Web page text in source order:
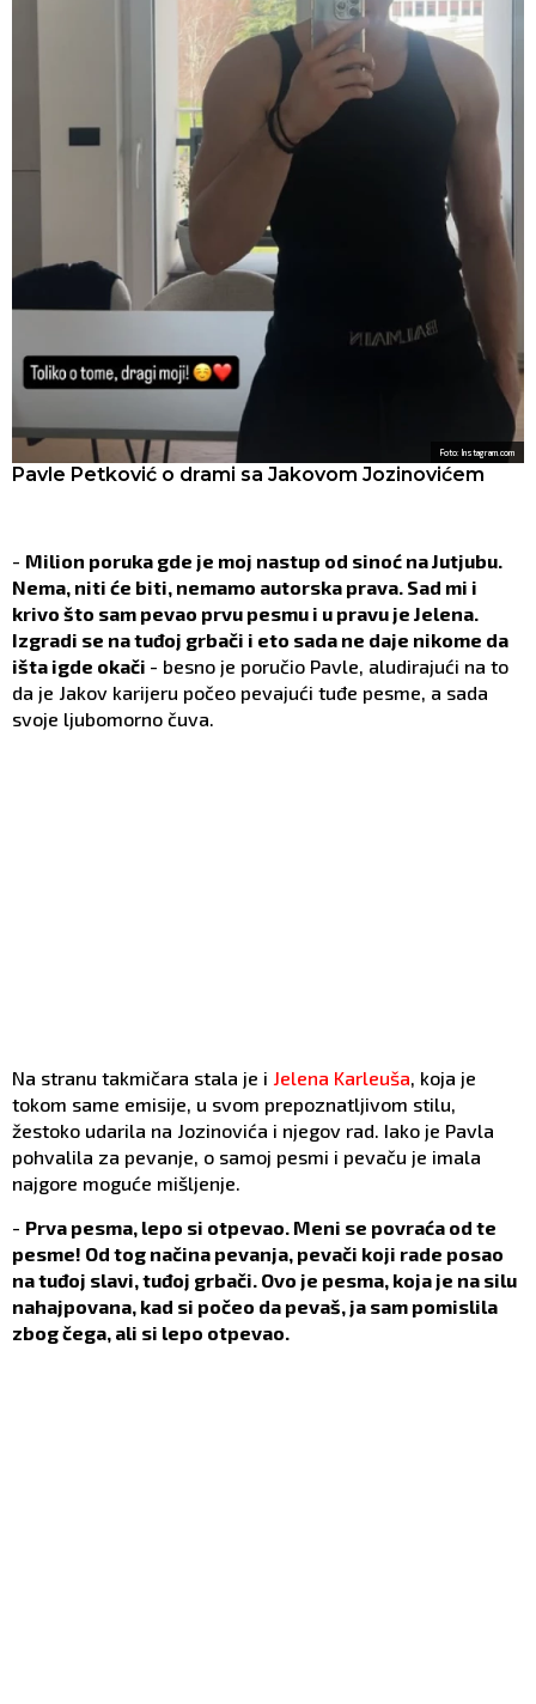
Foto: Instagram.com
Pavle Petković o drami sa Jakovom Jozinovićem
- Milion poruka gde je moj nastup od sinoć na Jutjubu.
Nema, niti će biti, nemamo autorska prava. Sad mi i
krivo što sam pevao prvu pesmu i u pravu je Jelena.
Izgradi se na tuđoj grbači i eto sada ne daje nikome da
išta igde okači - besno je poručio Pavle, aludirajući na to
da je Jakov karijeru počeo pevajući tuđe pesme, a sada
svoje ljubomorno čuva.
Na stranu takmičara stala je i Jelena Karleuša, koja je
tokom same emisije, u svom prepoznatljivom stilu,
žestoko udarila na Jozinovića i njegov rad. Iako je Pavla
pohvalila za pevanje, o samoj pesmi i pevaču je imala
najgore moguće mišljenje.
- Prva pesma, lepo si otpevao. Meni se povraća od te
pesme! Od tog načina pevanja, pevači koji rade posao
na tuđoj slavi, tuđoj grbači. Ovo je pesma, koja je na silu
nahajpovana, kad si počeo da pevaš, ja sam pomislila
zbog čega, ali si lepo otpevao.